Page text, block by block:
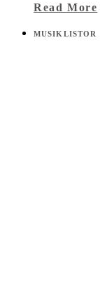
Read More
MUSIKLISTOR